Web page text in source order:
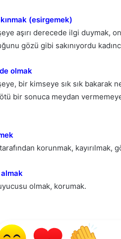
(esirgemek)
aşırı derecede ilgi duymak,
gözü gibi sakınıyordu
olmak
bir kimseye sık sık bakarak
bir sonuca meydan
korunmak, kayırılmak,
olmak, korumak.